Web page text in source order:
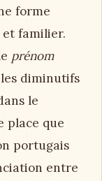
forme
et familier.
prénom
diminutifs
le
place que
portugais
entre